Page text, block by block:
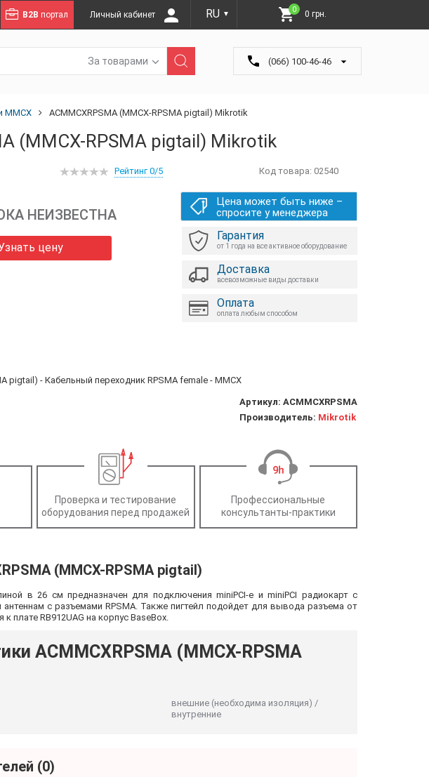
B2B портал Личный кабинет RU ▼
0 0 грн.
За товарами (066) 100-46-46
MMCX ACMMCXRPSMA (MMCX-RPSMA pigtail) Mikrotik
(MMCX-RPSMA pigtail) Mikrotik
Код товара: 02540
Рейтинг 0/5
НЕИЗВЕСТНА
цену
Цена может быть ниже –
спросите у менеджера
Гарантия
от 1 года на все активное оборудование
Доставка
всевозможные виды доставки
Оплата
оплата любым способом
pigtail) - Кабельный переходник RPSMA female - MMCX
Артикул: ACMMCXRPSMA
Производитель: Mikrotik
Проверка и тестирование
оборудования перед продажей
Профессиональные
консультанты-практики
(MMCX-RPSMA pigtail)
в 26 см предназначен для подключения miniPCI-e и miniPCI радиокарт с
с разъемами RPSMA. Также пигтейл подойдет для вывода разъема от
плате RB912UAG на корпус BaseBox.
ACMMCXRPSMA (MMCX-RPSMA
внешние (необходима изоляция) /
внутренние
(0)